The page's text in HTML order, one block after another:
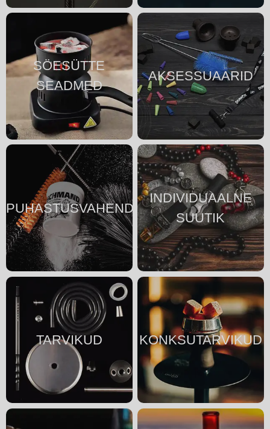
SÖESÜTTE
SEADMED
AKSESSUAARID
PUHASTUSVAHENDID
INDIVIDUAALNE
SUUTIK
TARVIKUD KONKSUTARVIKUD